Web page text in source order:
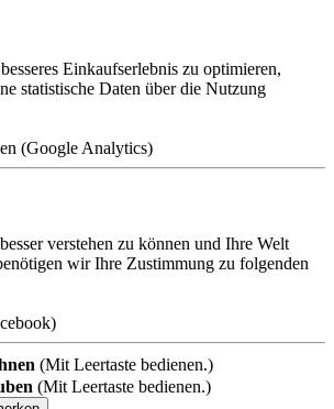
Einkaufserlebnis zu optimieren,
statistische Daten über die Nutzung
(Google Analytics)
verstehen zu können und Ihre Welt
wir Ihre Zustimmung zu folgenden
(Mit Leertaste bedienen.)
(Mit Leertaste bedienen.)